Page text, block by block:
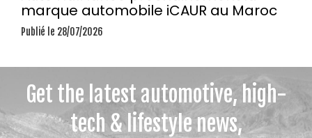
marque automobile iCAUR au Maroc
Publié le 28/07/2026
Get the latest automotive, high-
tech & lifestyle news,